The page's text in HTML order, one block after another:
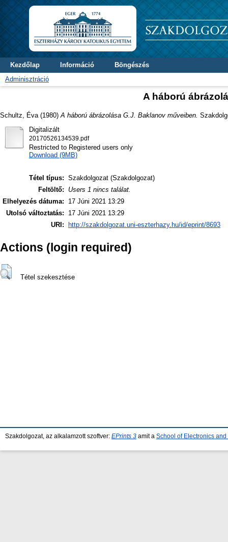
Kezdőlap Információ
Böngészés
Adminisztráció
A háború
Schultz, Éva (1980) A háború ábrázolása G.J. Baklanov műveiben.
Digitalizált
20170526134539.pdf
Restricted to Registered users only
Download (9MB)
Tétel típus: Szakdolgozat (Szakdolgozat)
Feltöltő:
Users 1 nincs találat.
Elhelyezés dátuma:
17 Júni 2021 13:29
Utolsó változtatás:
17 Júni 2021 13:29
URI:
http://szakdolgozat.uni-eszterhazy.hu/id/eprint/8693
Actions (login required)
Tétel szekesztése
Szakdolgozat, az alkalamzott szoftver: EPrints 3 amit a School of Electronics